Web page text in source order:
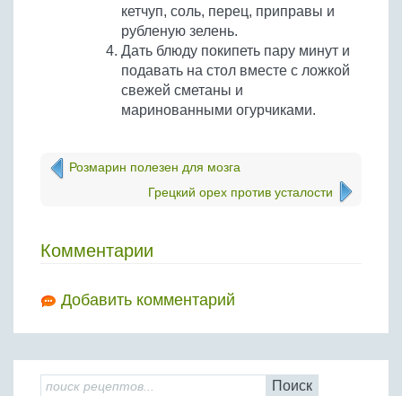
кетчуп, соль, перец, приправы и
рубленую зелень.
Дать блюду покипеть пару минут и
подавать на стол вместе с ложкой
свежей сметаны и
маринованными огурчиками.
Розмарин полезен для мозга
Грецкий орех против усталости
Комментарии
Добавить комментарий
Поиск